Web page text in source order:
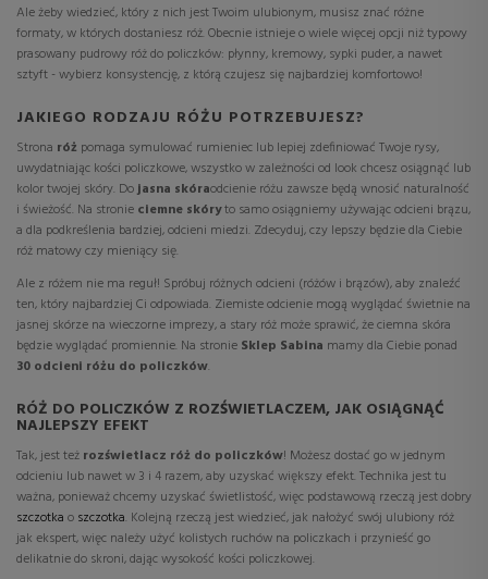
Ale żeby wiedzieć, który z nich jest Twoim ulubionym, musisz znać różne
formaty, w których dostaniesz róż. Obecnie istnieje o wiele więcej opcji niż typowy
prasowany pudrowy róż do policzków: płynny, kremowy, sypki puder, a nawet
sztyft - wybierz konsystencję, z którą czujesz się najbardziej komfortowo!
JAKIEGO RODZAJU RÓŻU POTRZEBUJESZ?
Strona róż pomaga symulować rumieniec lub lepiej zdefiniować Twoje rysy,
uwydatniając kości policzkowe, wszystko w zależności od look chcesz osiągnąć lub
kolor twojej skóry. Dojasna skóraodcienie różu zawsze będą wnosić naturalność
i świeżość. Na stronie ciemne skóryto samo osiągniemy używając odcieni brązu,
a dla podkreślenia bardziej, odcieni miedzi. Zdecyduj, czy lepszy będzie dla Ciebie
róż matowy czy mieniący się.
Ale z różem nie ma reguł! Spróbuj różnych odcieni (różów i brązów), aby znaleźć
ten, który najbardziej Ci odpowiada. Ziemiste odcienie mogą wyglądać świetnie na
jasnej skórze na wieczorne imprezy, a stary róż może sprawić, że ciemna skóra
będzie wyglądać promiennie. Na stronie Sklep Sabina mamy dla Ciebie ponad
30 odcieni różu do policzków.
RÓŻ DO POLICZKÓW Z ROZŚWIETLACZEM, JAK OSIĄGNĄĆ
NAJLEPSZY EFEKT
Tak, jest też rozświetlacz róż do policzków! Możesz dostać go w jednym
odcieniu lub nawet w 3 i 4 razem, aby uzyskać większy efekt. Technika jest tu
ważna, ponieważ chcemy uzyskać świetlistość, więc podstawową rzeczą jest dobry
szczotka o szczotka. Kolejną rzeczą jest wiedzieć, jak nałożyć swój ulubiony róż
jak ekspert, więc należy użyć kolistych ruchów na policzkach i przynieść go
delikatnie do skroni, dając wysokość kości policzkowej.